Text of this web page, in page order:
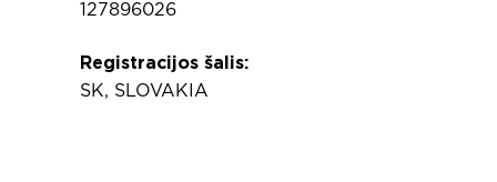
127896026
Registracijos šalis:
SK, SLOVAKIA